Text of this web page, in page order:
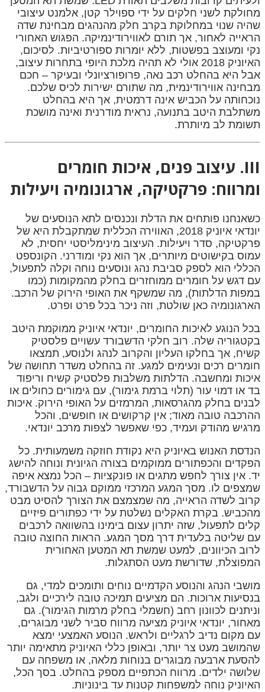
מחולקת לשני חלקים על ידי ספוילר קטן, אלמנט עיצובי
שהיה שנוי במחלוקת בקרב חלק מהנהגים מבחינת שדה
הראייה לאחור, אך תורם לאווירודינמיקה. הפגוש האחורי
נקי ומעוצב בפשטות, ללא יומרות ספורטיביות. לסיכום,
האיוניק 2018 אולי לא תהיה מלכת היופי בתחרות עיצוב,
אבל היא בהחלט רכב נאה, פרופורציונלי ובעיקר – חכם
מבחינה אווירודינמית, מה שתורם ישירות לכיס שלכם.
נוכחותה על הכביש אינה דרמטית, אך היא בהחלט
משתלבת היטב בתנועה, נראית מודרנית ואינה מושכת
תשומת לב מיותרת.
III. עיצוב פנים, איכות חומרים
ומרווח: פרקטיקה, ארגונומיה ויעילות
כשאנחנו פותחים את הדלת ונכנסים לתא הנוסעים של
יונדאי איוניק 2018, האווירה הכללית שמתקבלת היא של
פרקטיקה, סדר ויעילות. העיצוב מינימליסטי יחסית, לא
עמוס בקישוטים מיותרים, אך הוא נקי ומודרני. הקונספט
הכללי הוא לספק סביבת נהג ונוסעים נוחה וקלה לתפעול,
עם דגש על חומרים ממוחזרים בחלק מהמקומות (כמו
במפות הדלתות), מה שמשקף את האופי הירוק של הרכב.
הארגונומיה כאן שולטת, וזה ניכר בכל פרט ופרט.
בכל הנוגע לאיכות החומרים, יונדאי איוניק ממוקמת היטב
בקטגוריה שלה. רוב חלקי הדשבורד עשויים פלסטיק
קשיח, אך בחלקו העליון והקרוב לנהג ולנוסע, תמצאו
חומרים רכים ונעימים למגע. זה בהחלט משדר תחושה של
איכות ומחשבה. הדלתות משלבות פלסטיק קשיח וריפוד
בד או דמוי עור (תלוי ברמת גימור), עם גימורים כחולים או
לבנים בחלק מהגרסאות, המרמזים על האופי הירוק. איכות
ההרכבה טובה מאוד; אין קרקושים או חופשים, והכל
מרגיש מהודק ועמיד, כפי שאפשר לצפות מרכב יונדאי.
הנדסת האנוש באיוניק היא נקודת חוזקה משמעותית. כל
הפקדים והכפתורים ממוקמים בצורה הגיונית ונוחה להישג
יד. אין צורך לחפש מתגים או פונקציות – הכל נמצא איפה
שמצפים לו. מסך המגע המרכזי ממוקם גבוה על הדשבורד,
קרוב לשדה הראייה, מה שמצמצם את הצורך להסיט מבט
מהכביש. בקרת האקלים נשלטת על ידי כפתורים פיזיים
קלים לתפעול, שזה יתרון עצום בימינו בהשוואה לרכבים
עם שליטה בלעדית דרך מסך המגע. הראות החוצה טובה
לרוב הכיוונים, למעט שמשת תא המטען האחורית
המפוצלת, שדורשת מעט הסתגלות.
מושבי הנהג והנוסע הקדמיים נוחים ותומכים למדי, גם
בנסיעות ארוכות. הם מציעים תמיכה טובה לירכיים ולגב,
וניתנים לכוונון רחב (חשמלי בחלק מרמות הגימור). גם
מאחור, יונדאי איוניק מציעה מרווח סביר לשני מבוגרים,
עם מקום נדיב לרגליים ולראש. הנוסע האמצעי ימצא
שהמושב מעט צר יותר, ובאופן כללי האיוניק מתאימה יותר
להסעת ארבעה מבוגרים בנוחות מלאה, או משפחה עם
שלושה ילדים. מרווח הכתפיים מספק בהחלט. בסך הכל,
האיוניק נוחה למשפחות קטנות עד בינוניות.